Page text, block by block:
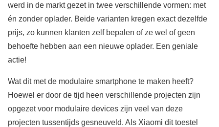
werd in de markt gezet in twee verschillende vormen: met
én zonder oplader. Beide varianten kregen exact dezelfde
prijs, zo kunnen klanten zelf bepalen of ze wel of geen
behoefte hebben aan een nieuwe oplader. Een geniale
actie!
Wat dit met de modulaire smartphone te maken heeft?
Hoewel er door de tijd heen verschillende projecten zijn
opgezet voor modulaire devices zijn veel van deze
projecten tussentijds gesneuveld. Als Xiaomi dit toestel